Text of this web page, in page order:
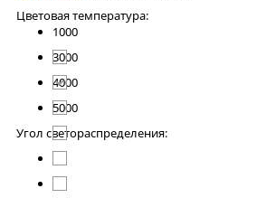
Цветовая температура:
1000
3000
4000
5000
Угол светораспределения: